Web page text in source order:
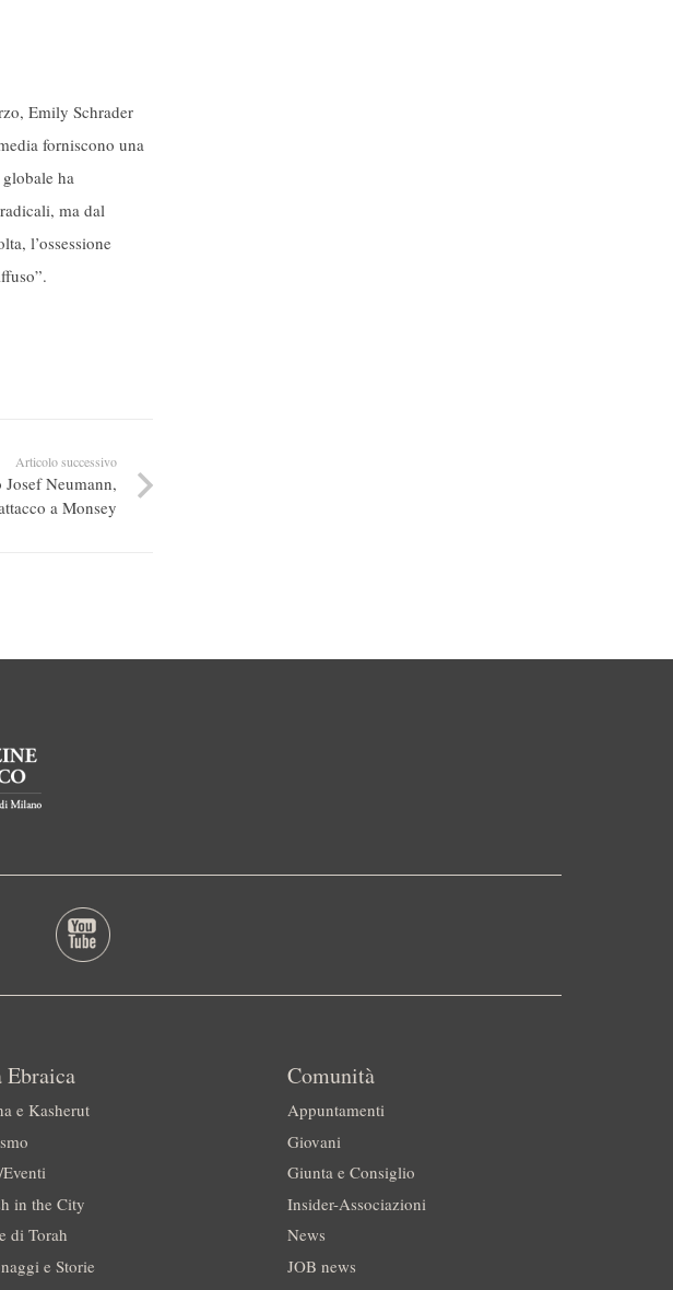
Emily Schrader
forniscono una
ha
ma dal
l’ossessione
Articolo successivo
Neumann,
a Monsey
e Kasherut
Eventi
in the City
di Torah
e Storie
Comunità
Appuntamenti
Giovani
Giunta e Consiglio
Insider-Associazioni
News
JOB news